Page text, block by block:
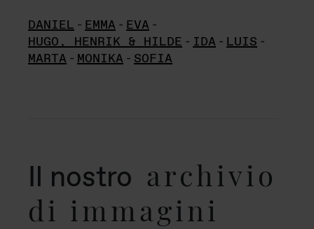
DANIEL - EMMA - EVA -
HUGO, HENRIK & HILDE - IDA - LUIS -
MARTA - MONIKA - SOFIA
Il nostro archivio
di immagini